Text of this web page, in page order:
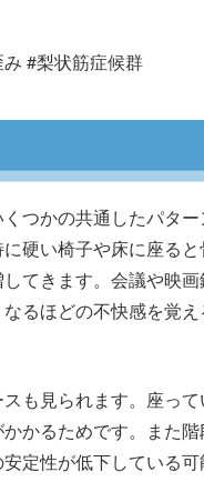
#梨状筋症候群
つかの共通したパター
硬い椅子や床に座る
てきます。会議や映
るほどの不快感を覚
も見られます。座っ
かるためです。また
定性が低下している可